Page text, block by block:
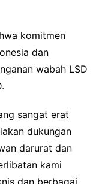
komitmen
dan
wabah LSD
sangat erat
dukungan
darurat dan
kami